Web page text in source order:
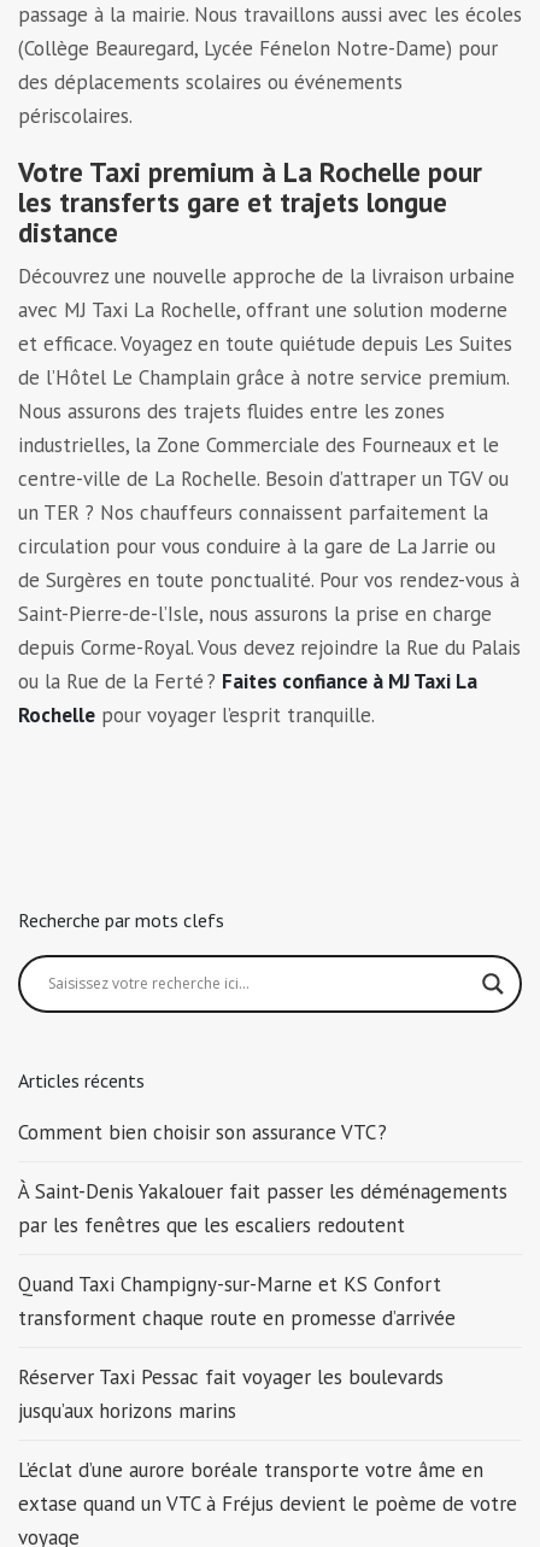
passage à la mairie. Nous travaillons aussi avec les écoles
(Collège Beauregard, Lycée Fénelon Notre-Dame) pour
des déplacements scolaires ou événements
périscolaires.
Votre Taxi premium à La Rochelle pour
les transferts gare et trajets longue
distance
Découvrez une nouvelle approche de la livraison urbaine
avec MJ Taxi La Rochelle, offrant une solution moderne
et efficace. Voyagez en toute quiétude depuis Les Suites
de l’Hôtel Le Champlain grâce à notre service premium.
Nous assurons des trajets fluides entre les zones
industrielles, la Zone Commerciale des Fourneaux et le
centre-ville de La Rochelle. Besoin d’attraper un TGV ou
un TER ? Nos chauffeurs connaissent parfaitement la
circulation pour vous conduire à la gare de La Jarrie ou
de Surgères en toute ponctualité. Pour vos rendez-vous à
Saint-Pierre-de-l’Isle, nous assurons la prise en charge
depuis Corme-Royal. Vous devez rejoindre la Rue du Palais
ou la Rue de la Ferté ? Faites confiance à MJ Taxi La
Rochelle pour voyager l’esprit tranquille.
Recherche par mots clefs
Articles récents
Comment bien choisir son assurance VTC ?
À Saint-Denis Yakalouer fait passer les déménagements
par les fenêtres que les escaliers redoutent
Quand Taxi Champigny-sur-Marne et KS Confort
transforment chaque route en promesse d’arrivée
Réserver Taxi Pessac fait voyager les boulevards
jusqu’aux horizons marins
L’éclat d’une aurore boréale transporte votre âme en
extase quand un VTC à Fréjus devient le poème de votre
voyage